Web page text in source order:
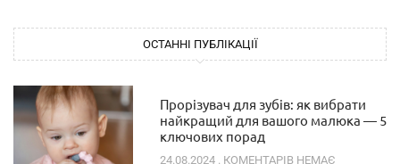
ОСТАННІ ПУБЛІКАЦІЇ
Прорізувач для зубів: як вибрати
найкращий для вашого малюка — 5
ключових порад
24.08.2024 КОМЕНТАРІВ НЕМАЄ